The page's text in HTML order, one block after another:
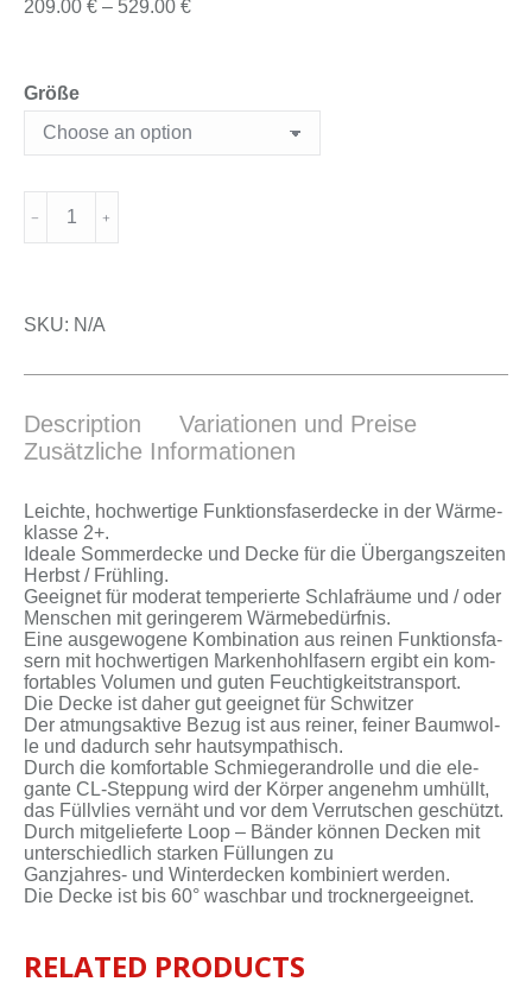
209.00 € – 529.00 €
Größe
SKU: N/A
Description
Variationen und Preise
Zusätzliche Informationen
Leich­te, hoch­wer­ti­ge Funk­ti­ons­fa­ser­de­cke in der Wär­me­
klas­se 2+.
Idea­le Som­mer­de­cke und De­cke für die Über­gangs­zei­ten
Herbst / Früh­ling.
Ge­eig­net für mo­de­rat tem­pe­rier­te Schlaf­räu­me und / oder
Men­schen mit ge­rin­ge­rem Wär­me­be­dürf­nis.
Ei­ne aus­ge­wo­ge­ne Kom­bi­na­ti­on aus rei­nen Funk­ti­ons­fa­
sern mit hoch­wer­ti­gen Mar­ken­hohl­fa­sern er­gibt ein kom­
for­ta­bles Vo­lu­men und gu­ten Feuch­tig­keits­trans­port.
Die De­cke ist da­her gut ge­eig­net für Schwit­zer
Der at­mungs­ak­ti­ve Be­zug ist aus rei­ner, fei­ner Baum­wol­
le und da­durch sehr haut­sym­pa­thisch.
Durch die kom­for­ta­ble Schmie­ger­and­rol­le und die ele­
gan­te CL-Steppung wird der Kör­per an­ge­nehm um­hüllt,
das Füll­vlies ver­näht und vor dem Ver­rut­schen ge­schützt.
Durch mit­ge­lie­fer­te Loop – Bän­der kön­nen De­cken mit
un­ter­schied­lich star­ken Fül­lun­gen zu
Ganzjahres- und Win­ter­de­cken kom­bi­niert wer­den.
Die De­cke ist bis 60° wasch­bar und trock­ner­ge­eig­net.
RELATED PRODUCTS